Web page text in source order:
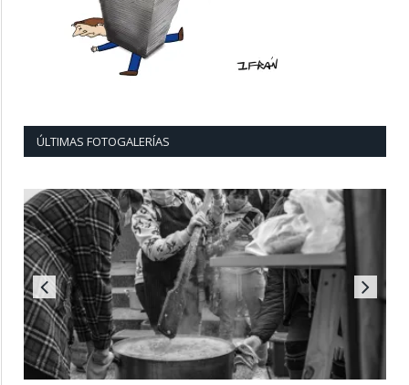
ÚLTIMAS FOTOGALERÍAS